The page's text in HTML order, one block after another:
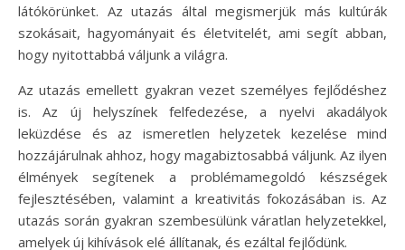
látókörünket. Az utazás által megismerjük más kultúrák
szokásait, hagyományait és életvitelét, ami segít abban,
hogy nyitottabbá váljunk a világra.
Az utazás emellett gyakran vezet személyes fejlődéshez
is. Az új helyszínek felfedezése, a nyelvi akadályok
leküzdése és az ismeretlen helyzetek kezelése mind
hozzájárulnak ahhoz, hogy magabiztosabbá váljunk. Az ilyen
élmények segítenek a problémamegoldó készségek
fejlesztésében, valamint a kreativitás fokozásában is. Az
utazás során gyakran szembesülünk váratlan helyzetekkel,
amelyek új kihívások elé állítanak, és ezáltal fejlődünk.